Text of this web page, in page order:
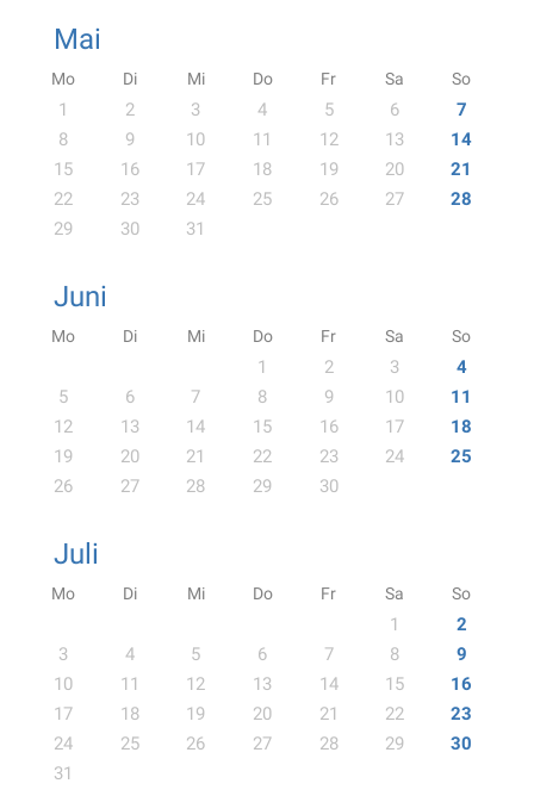
Mai
Mo Di Mi Do Fr Sa So
1 2 3 4 5 6
7
8
9 10 11 12 13
14
15
16 17 18 19 20
21
22
23 24 25 26 27
28
29
30 31
Juni
Mo Di Mi Do Fr Sa So
1 2 3
4
5
6 7 8 9 10
11
12
13 14 15 16 17
18
19
20 21 22 23 24
25
26
27 28 29 30
Juli
Mo Di Mi Do Fr Sa So
1
2
3
4 5 6 7 8
9
10
11 12 13 14 15
16
17
18 19 20 21 22
23
24
25 26 27 28 29
30
31